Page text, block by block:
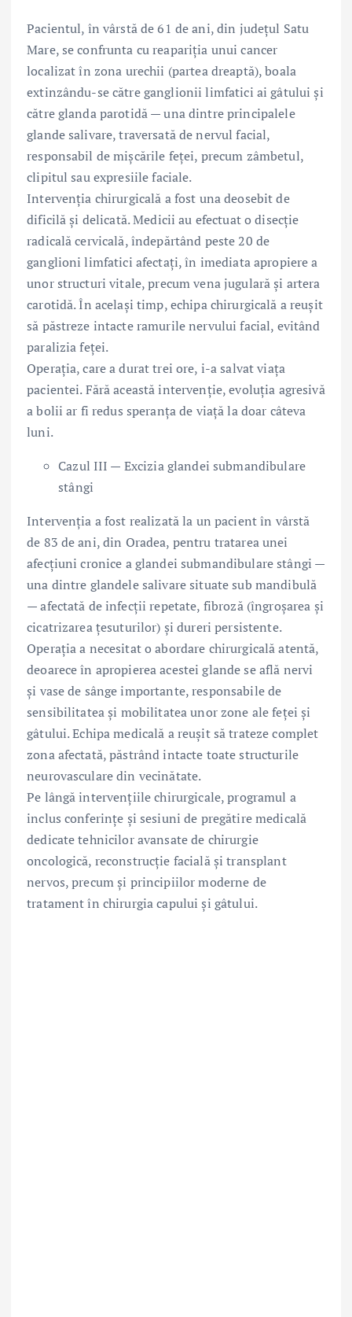
Pacientul, în vârstă de 61 de ani, din județul Satu
Mare, se confrunta cu reapariția unui cancer
localizat în zona urechii (partea dreaptă), boala
extinzându-se către ganglionii limfatici ai gâtului și
către glanda parotidă — una dintre principalele
glande salivare, traversată de nervul facial,
responsabil de mișcările feței, precum zâmbetul,
clipitul sau expresiile faciale.
Intervenția chirurgicală a fost una deosebit de
dificilă și delicată. Medicii au efectuat o disecție
radicală cervicală, îndepărtând peste 20 de
ganglioni limfatici afectați, în imediata apropiere a
unor structuri vitale, precum vena jugulară și artera
carotidă. În același timp, echipa chirurgicală a reușit
să păstreze intacte ramurile nervului facial, evitând
paralizia feței.
Operația, care a durat trei ore, i-a salvat viața
pacientei. Fără această intervenție, evoluția agresivă
a bolii ar fi redus speranța de viață la doar câteva
luni.
Cazul III — Excizia glandei submandibulare
stângi
Intervenția a fost realizată la un pacient în vârstă
de 83 de ani, din Oradea, pentru tratarea unei
afecțiuni cronice a glandei submandibulare stângi —
una dintre glandele salivare situate sub mandibulă
— afectată de infecții repetate, fibroză (îngroșarea și
cicatrizarea țesuturilor) și dureri persistente.
Operația a necesitat o abordare chirurgicală atentă,
deoarece în apropierea acestei glande se află nervi
și vase de sânge importante, responsabile de
sensibilitatea și mobilitatea unor zone ale feței și
gâtului. Echipa medicală a reușit să trateze complet
zona afectată, păstrând intacte toate structurile
neurovasculare din vecinătate.
Pe lângă intervențiile chirurgicale, programul a
inclus conferințe și sesiuni de pregătire medicală
dedicate tehnicilor avansate de chirurgie
oncologică, reconstrucție facială și transplant
nervos, precum și principiilor moderne de
tratament în chirurgia capului și gâtului.